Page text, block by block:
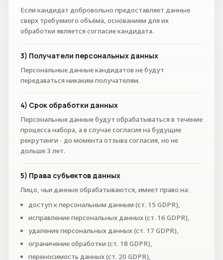
Если кандидат добровольно предоставляет данные
сверх требуемого объёма, основанием для их
обработки является согласие кандидата.
3) Получатели персональных данных
Персональные данные кандидатов не будут
передаваться никаким получателям.
4) Срок обработки данных
Персональные данные будут обрабатываться в течение
процесса набора, а в случае согласия на будущие
рекрутинги - до момента отзыва согласия, но не
дольше 3 лет.
5) Права субъектов данных
Лицо, чьи данные обрабатываются, имеет право на:
доступ к персональным данным (ст. 15 GDPR),
исправление персональных данных (ст. 16 GDPR),
удаление персональных данных (ст. 17 GDPR),
ограничение обработки (ст. 18 GDPR),
переносимость данных (ст. 20 GDPR),